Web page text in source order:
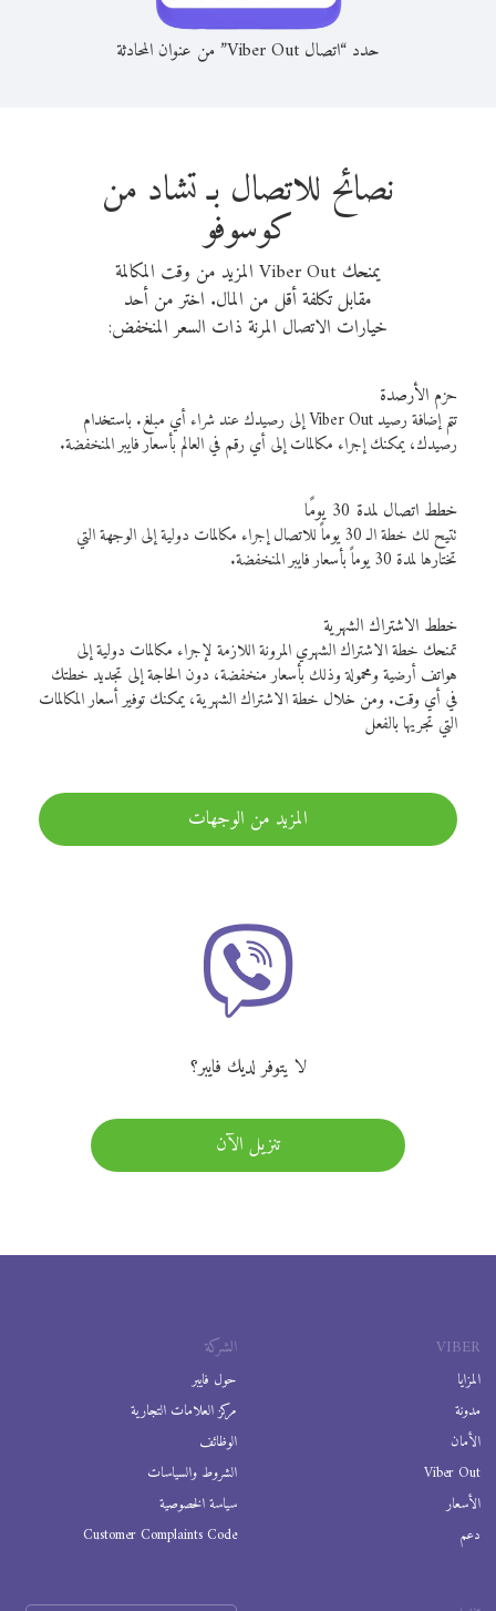
حدد “اتصال Viber Out” من عنوان المحادثة
نصائح للاتصال بـ تشاد من
كوسوفو
يمنحك Viber Out المزيد من وقت المكالمة
مقابل تكلفة أقل من المال. اختر من أحد
خيارات الاتصال المرنة ذات السعر المنخفض:
حزم الأرصدة
تتم إضافة رصيد Viber Out إلى رصيدك عند شراء أي مبلغ. باستخدام
رصيدك، يمكنك إجراء مكالمات إلى أي رقم في العالم بأسعار فايبر المنخفضة.
خطط اتصال لمدة 30 يومًا
تتيح لك خطة الـ 30 يوماً للاتصال إجراء مكالمات دولية إلى الوجهة التي
تختارها لمدة 30 يوماً بأسعار فايبر المنخفضة.
خطط الاشتراك الشهرية
تمنحك خطة الاشتراك الشهري المرونة اللازمة لإجراء مكالمات دولية إلى
هواتف أرضية ومحمولة وذلك بأسعار منخفضة، دون الحاجة إلى تجديد خطتك
في أي وقت. ومن خلال خطة الاشتراك الشهرية، يمكنك توفير أسعار المكالمات
التي تجريها بالفعل
المزيد من الوجهات
لا يتوفر لديك فايبر؟
تنزيل الآن
VIBER
المزايا
مدونة
الأمان
Viber Out
الأسعار
دعم
الشركة
حول فايبر
مركز العلامات التجارية
الوظائف
الشروط والسياسات
سياسة الخصوصية
Customer Complaints Code